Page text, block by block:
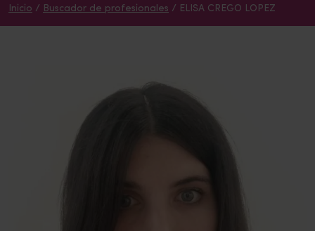
Inicio / Buscador de profesionales / ELISA CREGO LOPEZ